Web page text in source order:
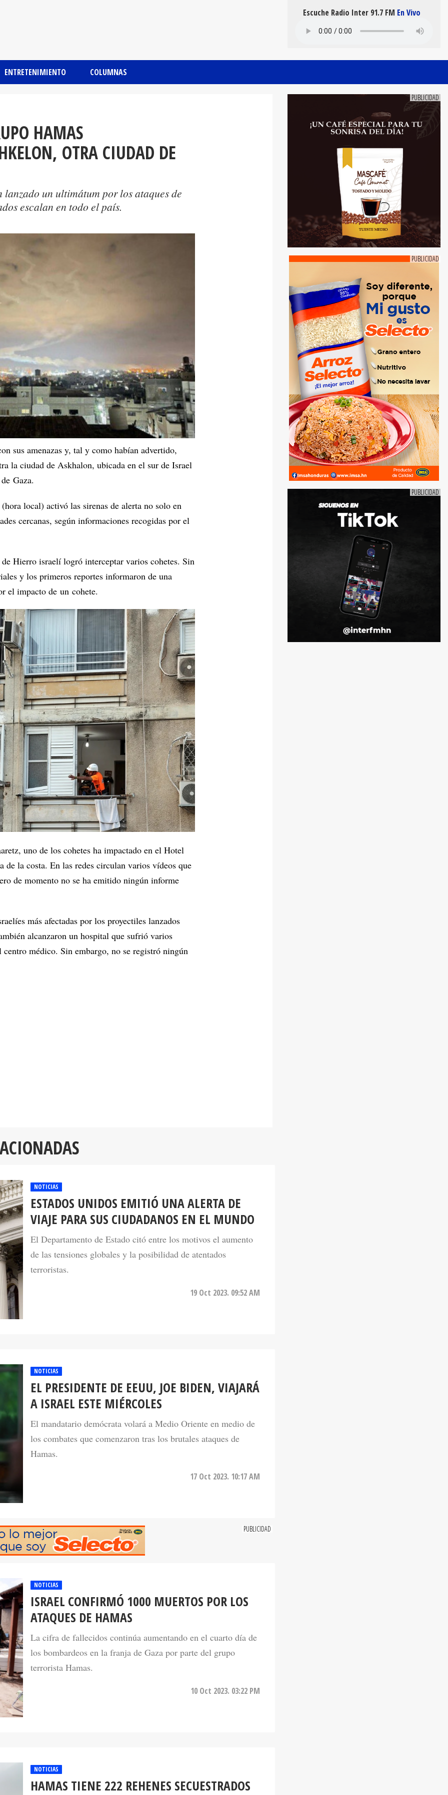
ENTRETENIMIENTO COLUMNAS
Escuche Radio Inter 91.7 FM En Vivo
HAMAS
OTRA CIUDAD DE
un ultimátum por los ataques de
escalan en todo el país.
sus amenazas y, tal y como habían advertido,
la ciudad de Askhalon, ubicada en el sur de Israel
Gaza.
local) activó las sirenas de alerta no solo en
cercanas, según informaciones recogidas por el
Hierro israelí logró interceptar varios cohetes. Sin
y los primeros reportes informaron de una
el impacto de un cohete.
uno de los cohetes ha impactado en el Hotel
de la costa. En las redes circulan varios vídeos que
de momento no se ha emitido ningún informe
más afectadas por los proyectiles lanzados
alcanzaron un hospital que sufrió varios
médico. Sin embargo, no se registró ningún
NOTICIAS
ESTADOS UNIDOS EMITIÓ UNA ALERTA DE
VIAJE PARA SUS CIUDADANOS EN EL MUNDO
El Departamento de Estado citó entre los motivos el aumento
de las tensiones globales y la posibilidad de atentados
terroristas.
19 Oct 2023. 09:52 AM
NOTICIAS
EL PRESIDENTE DE EEUU, JOE BIDEN, VIAJARÁ
A ISRAEL ESTE MIÉRCOLES
El mandatario demócrata volará a Medio Oriente en medio de
los combates que comenzaron tras los brutales ataques de
Hamas.
17 Oct 2023. 10:17 AM
ISRAEL CONFIRMÓ 1000 MUERTOS POR LOS
ATAQUES DE HAMAS
La cifra de fallecidos continúa aumentando en el cuarto día de
los bombardeos en la franja de Gaza por parte del grupo
terrorista Hamas.
HAMAS TIENE 222 REHENES SECUESTRADOS
EN LA FRANJA DE GAZA